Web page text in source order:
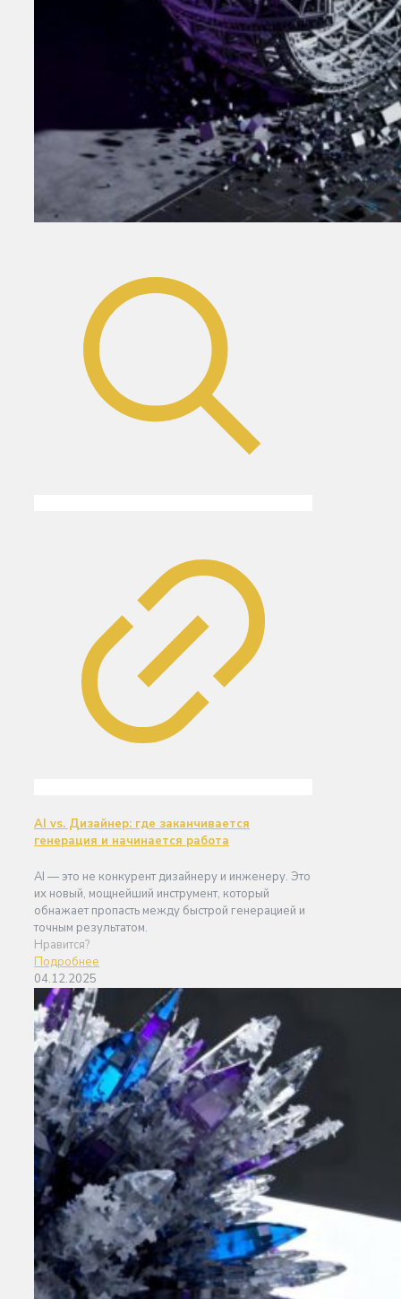
AI vs. Дизайнер: где заканчивается
генерация и начинается работа
AI — это не конкурент дизайнеру и инженеру. Это
их новый, мощнейший инструмент, который
обнажает пропасть между быстрой генерацией и
точным результатом.
Нравится?
Подробнее
04.12.2025